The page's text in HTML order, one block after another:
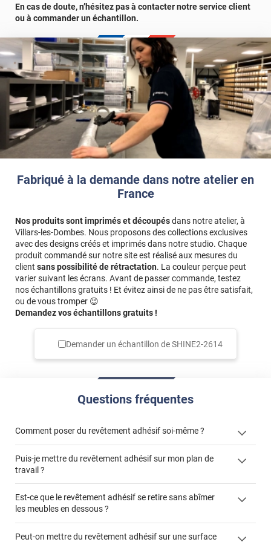
Fabriqué à la demande dans notre atelier en
France
Nos produits sont imprimés et découpésdans notre atelier, à
Villars-les-Dombes. Nous proposons des collections exclusives
avec des designs créés et imprimés dans notre studio. Chaque
produit commandé sur notre site est réalisé aux mesures du
client sans possibilité de rétractation. La couleur perçue peut
varier suivant les écrans. Avant de passer commande, testez
nos échantillons gratuits ! Et évitez ainsi de ne pas être satisfait,
ou de vous tromper 😉
Demandez vos échantillons gratuits !
Demander un échantillon deSHINE2-2614
Questions fréquentes
Comment poser du revêtement adhésif soi-même ?
« Comment poser un revêtement adhésif ? »
Puis-je mettre du revêtement adhésif sur mon plan de
travail ?
Est-ce que le revêtement adhésif se retire sans abîmer
les meubles en dessous ?
Peut-on mettre du revêtement adhésif sur une surface
En cas de doute, n’hésitez pas à contacter notre service client
ou à commander un échantillon.